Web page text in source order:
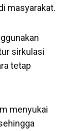
masyarakat.
sirkulasi
tetap
menyukai